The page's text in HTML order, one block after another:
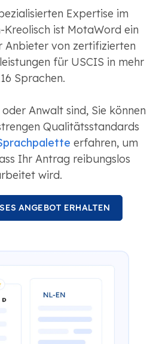
Expertise im
Kreolisch ist MotaWord ein
Anbieter von zertifizierten
für USCIS in mehr
Sprachen.
Anwalt sind, Sie können
Qualitätsstandards
erfahren, um
Ihr Antrag reibungslos
wird.
ANGEBOT ERHALTEN